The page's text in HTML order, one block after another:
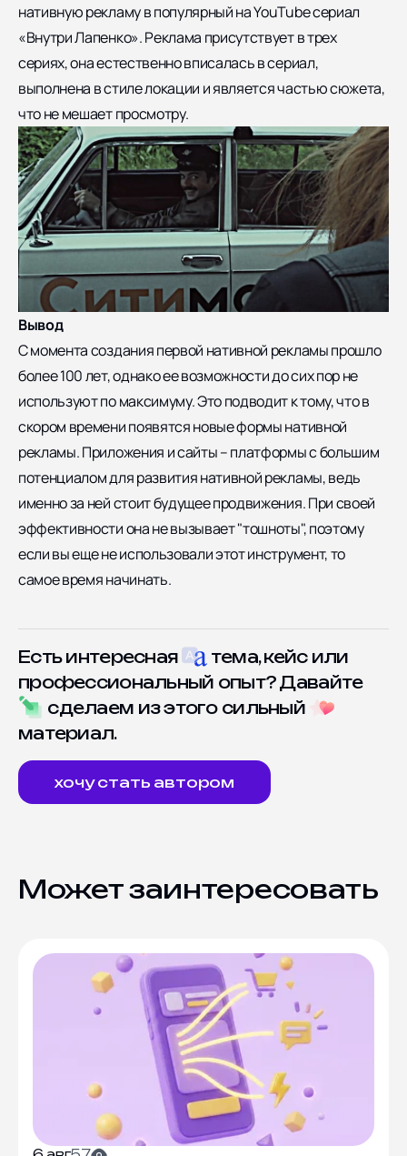
нативную рекламу в популярный на YouTube сериал
«Внутри Лапенко». Реклама присутствует в трех
сериях, она естественно вписалась в сериал,
выполнена в стиле локации и является частью сюжета,
что не мешает просмотру.
Вывод
С момента создания первой нативной рекламы прошло
более 100 лет, однако ее возможности до сих пор не
используют по максимуму. Это подводит к тому, что в
скором времени появятся новые формы нативной
рекламы. Приложения и сайты – платформы с большим
потенциалом для развития нативной рекламы, ведь
именно за ней стоит будущее продвижения. При своей
эффективности она не вызывает "тошноты", поэтому
если вы еще не использовали этот инструмент, то
самое время начинать.
Есть интересная
тема, кейс или
профессиональный опыт? Давайте
сделаем из этого сильный
материал.
хочу стать автором
Может заинтересовать